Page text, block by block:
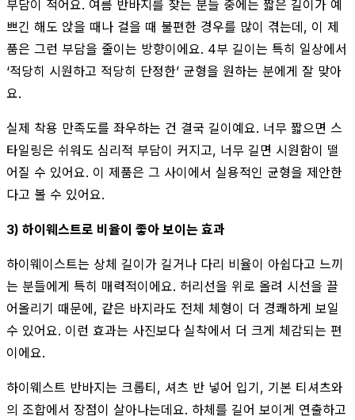
부담이 적어요. 여름 반바지를 찾는 분들 중에는 짧은 길이가 예
쁘긴 해도 앉을 때나 걸을 때 불편한 경우를 많이 겪는데, 이 제
품은 그런 부담을 줄이는 방향이에요. 4부 길이는 특히 일상에서
‘적당히 시원하고 적당히 단정한’ 균형을 원하는 분에게 잘 맞아
요.
실제 착용 만족도를 좌우하는 건 결국 길이예요. 너무 짧으면 스
타일링은 쉬워도 심리적 부담이 커지고, 너무 길면 시원함이 떨
어질 수 있어요. 이 제품은 그 사이에서 실용적인 균형을 제안한
다고 볼 수 있어요.
3) 하이웨스트로 비율이 좋아 보이는 효과
하이웨이스트는 상체 길이가 길거나 다리 비율이 아쉽다고 느끼
는 분들에게 특히 매력적이에요. 허리선을 위로 올려 시선을 끌
어올리기 때문에, 같은 바지라도 전체 체형이 더 경쾌하게 보일
수 있어요. 이런 효과는 사진보다 실착에서 더 크게 체감되는 편
이에요.
하이웨스트 반바지는 크롭티, 셔츠 반 넣어 입기, 기본 티셔츠와
의 조합에서 장점이 살아나는데요. 하체를 길어 보이게 연출하고